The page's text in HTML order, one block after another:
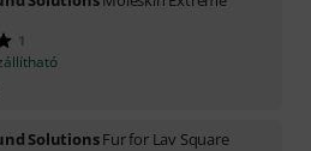
1
SolutionsFur for Lav Square